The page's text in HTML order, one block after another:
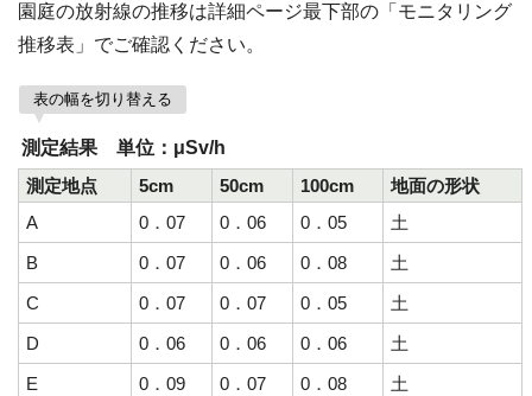
園庭の放射線の推移は詳細ページ最下部の「モニタリング
推移表」でご確認ください。
表の幅を切り替える
測定結果 単位：μSv/h
測定地点
5cm 50cm 100cm
地面の形状
A
0．07 0．06 0．05
土
B
0．07 0．06 0．08
土
C
0．07 0．07 0．05
土
D
0．06 0．06 0．06
土
E
0．09 0．07 0．08 土